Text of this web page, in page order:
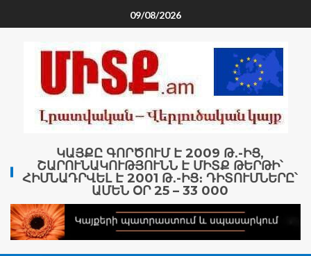
09/08/2026
ԿԱՅՔԸ ԳՈՐԾՈՒՄ Է 2009 Թ․-ԻՑ,
ՇԱՐՈՒՆԱԿՈՒԹՅՈՒՆՆ Է ՄԻՏՔ ԹԵՐԹԻ՝
ՀԻՄՆԱԴՐՎԵԼ Է 2001 Թ․-ԻՑ։ ԴԻՏՈՒՄՆԵՐԸ՝
ԱՄԵՆ ՕՐ 25 – 33 000